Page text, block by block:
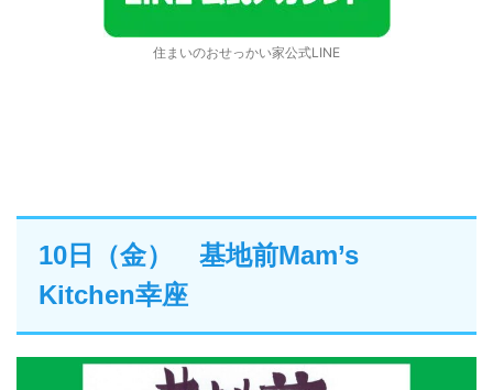
住まいのおせっかい家公式LINE
10日（金） 基地前Mam’s
Kitchen幸座